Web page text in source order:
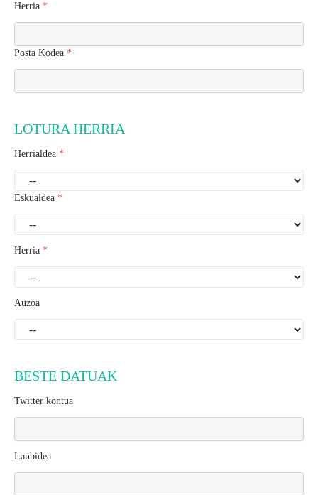
Herria *
Posta Kodea *
LOTURA HERRIA
Herrialdea *
Eskualdea *
Herria *
Auzoa
BESTE DATUAK
Twitter kontua
Lanbidea